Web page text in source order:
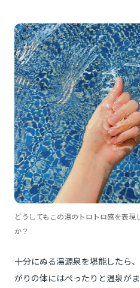
どうしてもこの湯のトロトロ感を表
か？
十分にぬる湯源泉を堪能したら
がりの体にはぺったりと温泉が